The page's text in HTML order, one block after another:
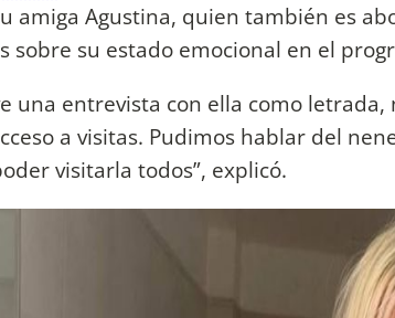
amiga Agustina, quien también es
sobre su estado emocional en el
una entrevista con ella como
a visitas. Pudimos hablar del
visitarla todos”, explicó.